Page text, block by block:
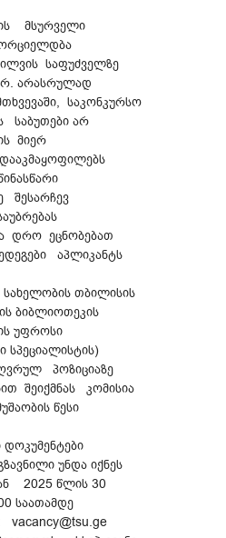
მსურველი
საფუძველზე
არასრულად
საკონკურსო
საბუთები არ
მიერ
შესარჩევ
დრო ეცნობებათ
აპლიკანტს
სახელობის თბილისის
ბიბლიოთეკის
უფროსი
პოზიციაზე
შეიქმნას კომისია
წესი
უნდა იქნეს
2025 წლის 30
საათამდე